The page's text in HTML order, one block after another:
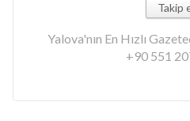
Takip
Yalova'nın En Hızlı
+90 551